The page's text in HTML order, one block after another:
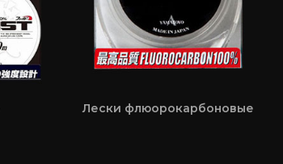
Лески флюорокарбоновые